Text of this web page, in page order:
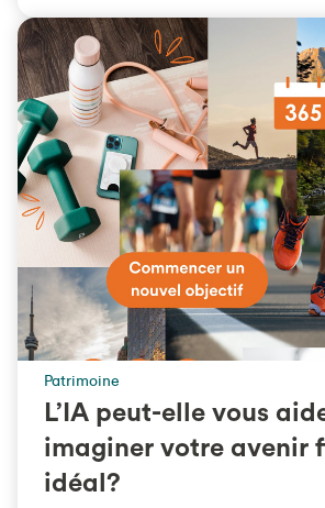
Patrimoine
L’IA peut-elle vous
imaginer votre avenir
idéal?